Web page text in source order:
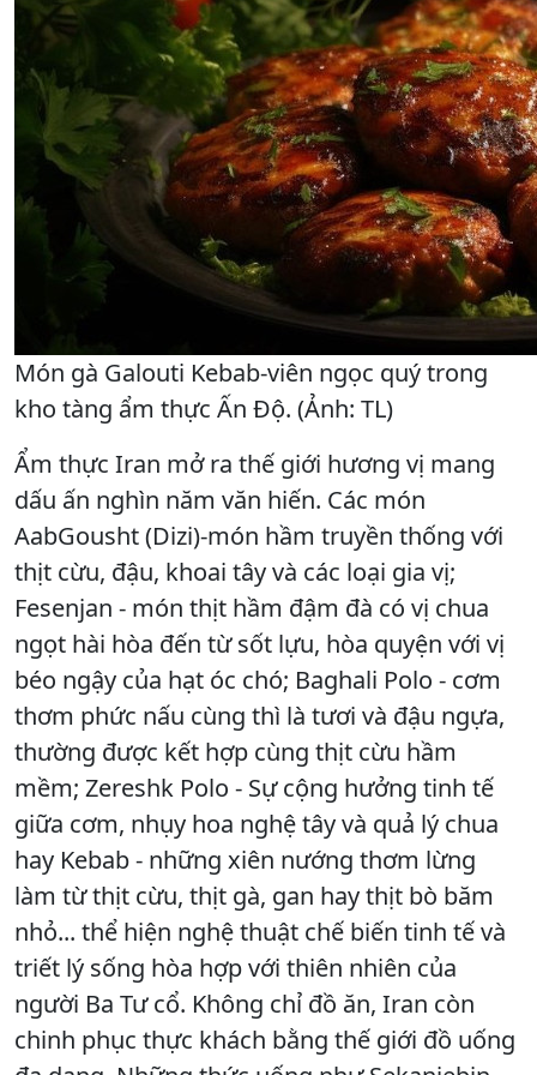
Món gà Galouti Kebab-viên ngọc quý trong
kho tàng ẩm thực Ấn Độ. (Ảnh: TL)
Ẩm thực Iran mở ra thế giới hương vị mang
dấu ấn nghìn năm văn hiến. Các món
AabGousht (Dizi)-món hầm truyền thống với
thịt cừu, đậu, khoai tây và các loại gia vị;
Fesenjan - món thịt hầm đậm đà có vị chua
ngọt hài hòa đến từ sốt lựu, hòa quyện với vị
béo ngậy của hạt óc chó; Baghali Polo - cơm
thơm phức nấu cùng thì là tươi và đậu ngựa,
thường được kết hợp cùng thịt cừu hầm
mềm; Zereshk Polo - Sự cộng hưởng tinh tế
giữa cơm, nhụy hoa nghệ tây và quả lý chua
hay Kebab - những xiên nướng thơm lừng
làm từ thịt cừu, thịt gà, gan hay thịt bò băm
nhỏ... thể hiện nghệ thuật chế biến tinh tế và
triết lý sống hòa hợp với thiên nhiên của
người Ba Tư cổ. Không chỉ đồ ăn, Iran còn
chinh phục thực khách bằng thế giới đồ uống